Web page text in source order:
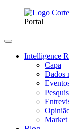
Portal
Intelligence
Capa
Dados